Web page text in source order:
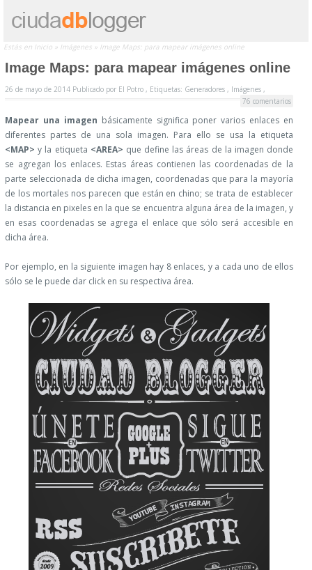
Estás en Inicio » Imágenes » Image Maps: para mapear imágenes online
Image Maps: para mapear imágenes online
26 de mayo de 2014 Publicado por El Potro , Etiquetas: Generadores , Imágenes
76 comentarios
,
Mapear una imagen básicamente significa poner varios enlaces en
diferentes partes de una sola imagen. Para ello se usa la etiqueta
<MAP> y la etiqueta <AREA> que define las áreas de la imagen donde
se agregan los enlaces. Estas áreas contienen las coordenadas de la
parte seleccionada de dicha imagen, coordenadas que para la mayoría
de los mortales nos parecen que están en chino; se trata de establecer
la distancia en pixeles en la que se encuentra alguna área de la imagen, y
en esas coordenadas se agrega el enlace que sólo será accesible en
dicha área.
Por ejemplo, en la siguiente imagen hay 8 enlaces, y a cada uno de ellos
sólo se le puede dar click en su respectiva área.